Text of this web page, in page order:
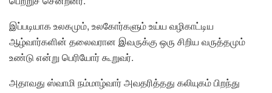
இப்படியாக உலகமும், உலகோர்களும் உய்ய வழிகாட்டிய
ஆழ்வார்களின் தலைவரான இவருக்கு ஒரு சிறிய வருத்தமும்
உண்டு என்று பெரியோர் கூறுவர்.
அதாவது ஸ்வாமி நம்மாழ்வார் அவதரித்தது கலியுகம் பிறந்து